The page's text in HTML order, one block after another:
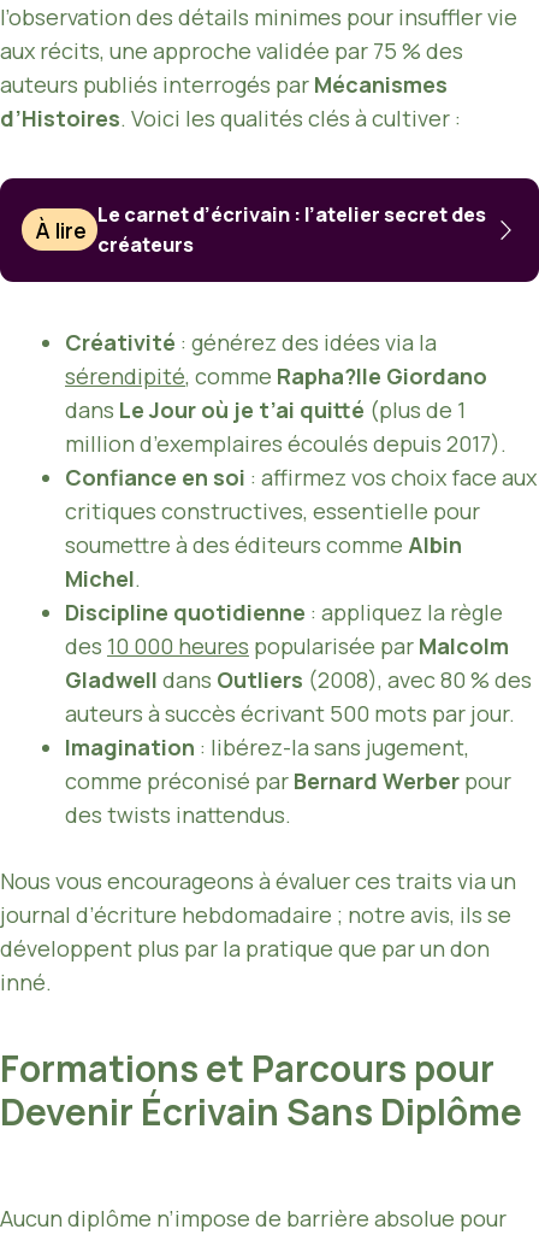
l’observation des détails minimes pour insuffler vie
aux récits, une approche validée par 75 % des
auteurs publiés interrogés par Mécanismes
d’Histoires. Voici les qualités clés à cultiver :
À lire
Le carnet d’écrivain : l’atelier secret des
créateurs
Créativité : générez des idées via la
sérendipité, comme Rapha?lle Giordano
dans Le Jour où je t’ai quitté (plus de 1
million d’exemplaires écoulés depuis 2017).
Confiance en soi : affirmez vos choix face aux
critiques constructives, essentielle pour
soumettre à des éditeurs comme Albin
Michel.
Discipline quotidienne : appliquez la règle
des 10 000 heures popularisée par Malcolm
Gladwell dans Outliers (2008), avec 80 % des
auteurs à succès écrivant 500 mots par jour.
Imagination : libérez-la sans jugement,
comme préconisé par Bernard Werber pour
des twists inattendus.
Nous vous encourageons à évaluer ces traits via un
journal d’écriture hebdomadaire ; notre avis, ils se
développent plus par la pratique que par un don
inné.
Formations et Parcours pour
Devenir Écrivain Sans Diplôme
Aucun diplôme n’impose de barrière absolue pour